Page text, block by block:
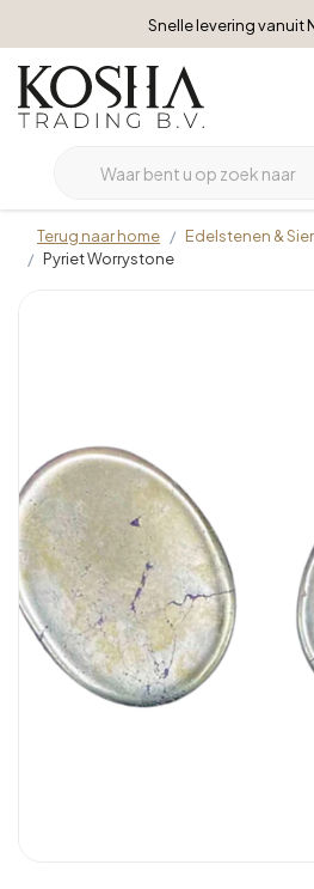
Snelle levering vanuit
Terug naar home Edelstenen &
Pyriet Worrystone